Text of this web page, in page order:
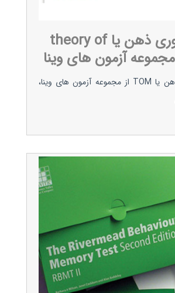
آزمون تئوری ذهن یا theory of
تست تئوری ذهن یا TOM از مجموعه آزمون های وینا،